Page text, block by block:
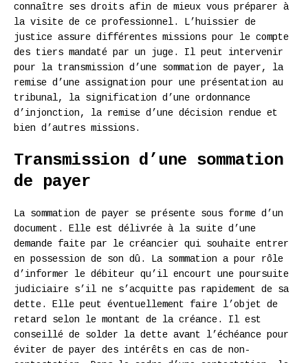
connaître ses droits afin de mieux vous préparer à
la visite de ce professionnel. L’huissier de
justice assure différentes missions pour le compte
des tiers mandaté par un juge. Il peut intervenir
pour la transmission d’une sommation de payer, la
remise d’une assignation pour une présentation au
tribunal, la signification d’une ordonnance
d’injonction, la remise d’une décision rendue et
bien d’autres missions.
Transmission d’une sommation
de payer
La sommation de payer se présente sous forme d’un
document. Elle est délivrée à la suite d’une
demande faite par le créancier qui souhaite entrer
en possession de son dû. La sommation a pour rôle
d’informer le débiteur qu’il encourt une poursuite
judiciaire s’il ne s’acquitte pas rapidement de sa
dette. Elle peut éventuellement faire l’objet de
retard selon le montant de la créance. Il est
conseillé de solder la dette avant l’échéance pour
éviter de payer des intérêts en cas de non-